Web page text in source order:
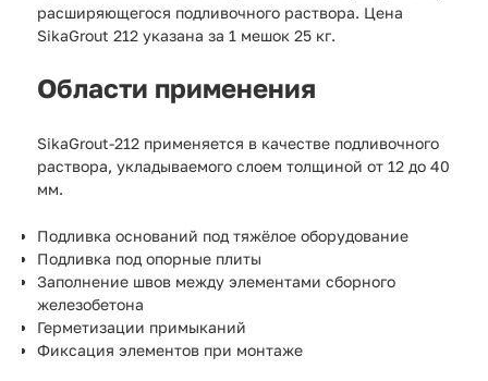
расширяющегося подливочного раствора. Цена
SikaGrout 212 указана за 1 мешок 25 кг.
Области применения
SikaGrout-212 применяется в качестве подливочного
раствора, укладываемого слоем толщиной от 12 до 40
мм.
Подливка оснований под тяжёлое оборудование
Подливка под опорные плиты
Заполнение швов между элементами сборного
железобетона
Герметизации примыканий
Фиксация элементов при монтаже